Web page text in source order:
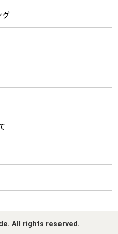
グ
All rights reserved.